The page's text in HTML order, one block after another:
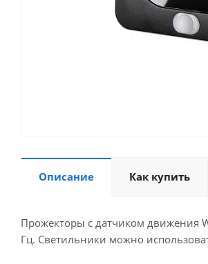
Описание Как купить
Прожекторы с датчиком движения
Гц. Светильники можно